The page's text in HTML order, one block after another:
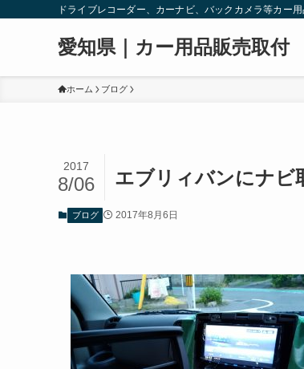
ドライブレコーダー、カーナビ、バックカメラ等カー
愛知県｜カー用品販売取付
ホーム ブログ
エブリィバンにナビ
2017
8/06
ブログ 2017年8月6日